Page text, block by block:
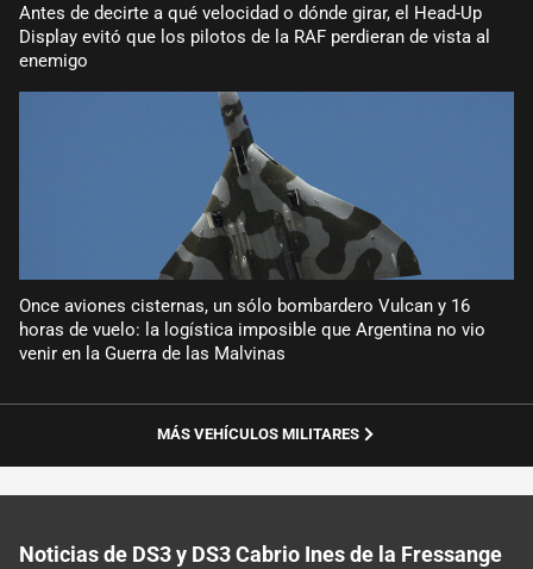
Antes de decirte a qué velocidad o dónde girar, el Head-Up
Display evitó que los pilotos de la RAF perdieran de vista al
enemigo
Once aviones cisternas, un sólo bombardero Vulcan y 16
horas de vuelo: la logística imposible que Argentina no vio
venir en la Guerra de las Malvinas
MÁS VEHÍCULOS MILITARES
Noticias de DS3 y DS3 Cabrio Ines de la Fressange